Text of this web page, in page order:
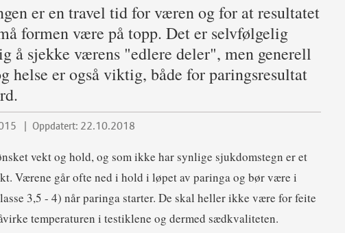
er en travel tid for væren og for at resultatet
formen være på topp. Det er selvfølgelig
å sjekke værens "edlere deler", men generell
helse er også viktig, både for paringsresultat
Oppdatert: 22.10.2018
vekt og hold, og som ikke har synlige sjukdomstegn er et
Værene går ofte ned i hold i løpet av paringa og bør være i
3,5 - 4) når paringa starter. De skal heller ikke være for feite
temperaturen i testiklene og dermed sædkvaliteten.